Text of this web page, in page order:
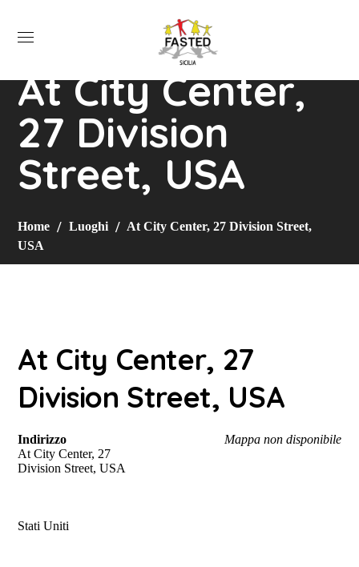
At City Center,
27 Division
Street, USA
Home Luoghi
At City Center, 27 Division Street,
USA
At City Center, 27
Division Street, USA
Mappa non disponibile
Indirizzo
At City Center, 27
Division Street, USA
Stati Uniti